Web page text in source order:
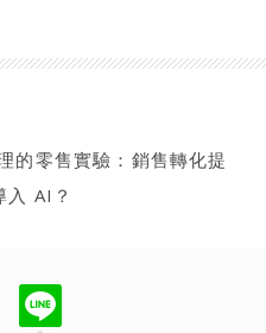
的零售實驗：銷售轉化提
AI？